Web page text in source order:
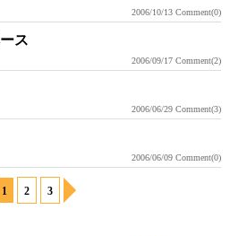
2006/10/13 Comment(0)
ス
2006/09/17 Comment(2)
2006/06/29 Comment(3)
2006/06/09 Comment(0)
1 2 3